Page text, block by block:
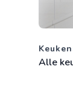
Alle